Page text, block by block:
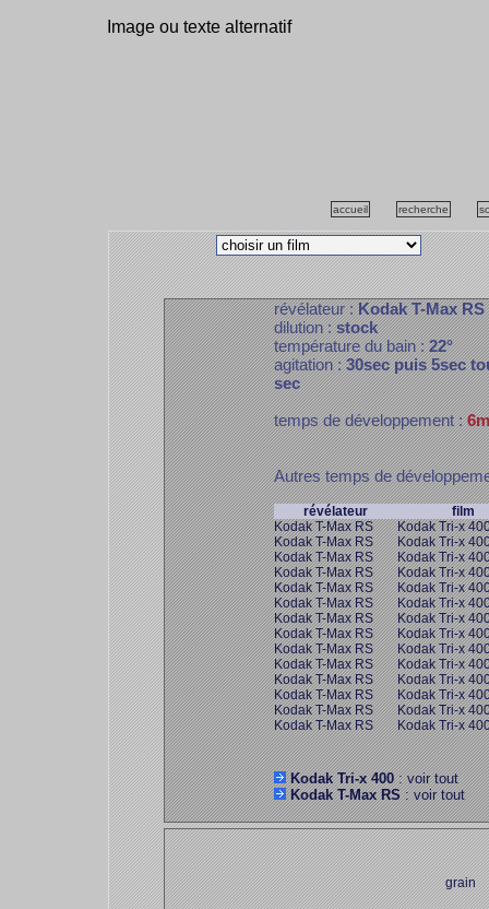
Image ou texte alternatif
accueil recherche
révélateur :Kodak T-Max RS
dilution :stock
température du bain :22°
agitation :30sec puis 5sec
sec
temps de développement :
Autres temps de
révélateur
film
Kodak T-Max RS
Kodak Tri-x
Kodak T-Max RS
Kodak Tri-x
Kodak T-Max RS
Kodak Tri-x
Kodak T-Max RS
Kodak Tri-x
Kodak T-Max RS
Kodak Tri-x
Kodak T-Max RS
Kodak Tri-x
Kodak T-Max RS
Kodak Tri-x
Kodak T-Max RS
Kodak Tri-x
Kodak T-Max RS
Kodak Tri-x
Kodak T-Max RS
Kodak Tri-x
Kodak T-Max RS
Kodak Tri-x
Kodak T-Max RS
Kodak Tri-x
Kodak T-Max RS
Kodak Tri-x
Kodak T-Max RS
Kodak Tri-x
Kodak Tri-x 400: voir tout
Kodak T-Max RS: voir tout
grain